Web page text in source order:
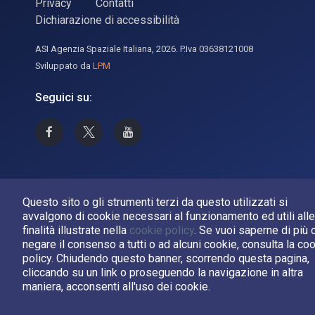
Questo sito o gli strumenti terzi da questo utilizzati si
avvalgono di cookie necessari al funzionamento ed utili alle
finalità illustrate nella cookie policy. Se vuoi saperne di più
negare il consenso a tutti o ad alcuni cookie, consulta la
policy. Chiudendo questo banner, scorrendo questa pagina,
cliccando su un link o proseguendo la navigazione in altra
maniera, acconsenti all'uso dei cookie.
Privacy
Contatti
Dichiarazione di accessibilità
ASI Agenzia Spaziale Italiana, 2026. P.Iva 03638121008
Sviluppato da LPM
Seguici su:
Asi su Facebook
Asi su XCanale Asi su YouTube